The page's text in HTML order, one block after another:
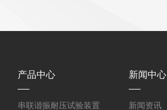
产品中心
串联谐振耐压试验装置
新闻中心
新闻资讯